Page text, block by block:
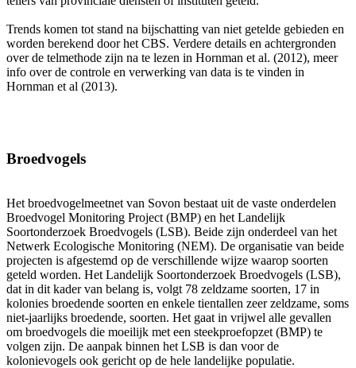
Trends komen tot stand na bijschatting van niet getelde gebieden en
worden berekend door het CBS. Verdere details en achtergronden
over de telmethode zijn na te lezen in Hornman et al. (2012), meer
info over de controle en verwerking van data is te vinden in
Hornman et al (2013).
Broedvogels
Het broedvogelmeetnet van Sovon bestaat uit de vaste onderdelen
Broedvogel Monitoring Project (BMP) en het Landelijk
Soortonderzoek Broedvogels (LSB). Beide zijn onderdeel van het
Netwerk Ecologische Monitoring (NEM). De organisatie van beide
projecten is afgestemd op de verschillende wijze waarop soorten
geteld worden. Het Landelijk Soortonderzoek Broedvogels (LSB),
dat in dit kader van belang is, volgt 78 zeldzame soorten, 17 in
kolonies broedende soorten en enkele tientallen zeer zeldzame, soms
niet-jaarlijks broedende, soorten. Het gaat in vrijwel alle gevallen
om broedvogels die moeilijk met een steekproefopzet (BMP) te
volgen zijn. De aanpak binnen het LSB is dan voor de
kolonievogels ook gericht op de hele landelijke populatie.